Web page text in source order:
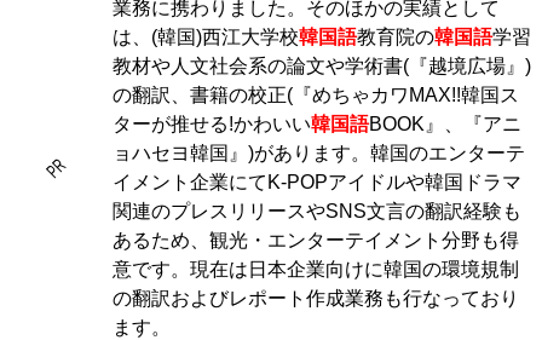
PR
業務に携わりました。そのほかの実績として
は、(韓国)西江大学校韓国語教育院の韓国語学習
教材や人文社会系の論文や学術書(『越境広場』)
の翻訳、書籍の校正(『めちゃカワMAX!!韓国ス
ターが推せる!かわいい韓国語BOOK』、『アニ
ョハセヨ韓国』)があります。韓国のエンターテ
イメント企業にてK-POPアイドルや韓国ドラマ
関連のプレスリリースやSNS文言の翻訳経験も
あるため、観光・エンターテイメント分野も得
意です。現在は日本企業向けに韓国の環境規制
の翻訳およびレポート作成業務も行なっており
ます。